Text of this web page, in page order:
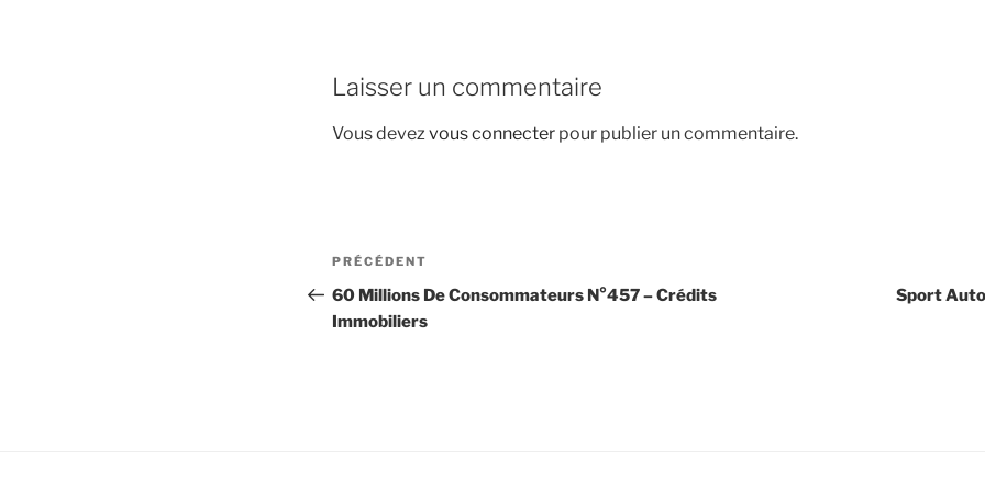
Laisser un commentaire
Vous devezvous connecter pour publier un commentaire.
Navigation
de
l’article
Article
précédent
PRÉCÉDENT
60 Millions De Consommateurs N°457 – Crédits
Immobiliers
Sport